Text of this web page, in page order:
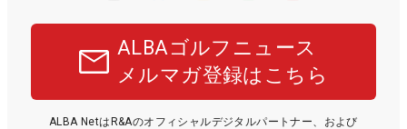
ALBAゴルフニュース
メルマガ登録はこちら
ALBA NetはR&Aのオフィシャルデジタルパートナー、および